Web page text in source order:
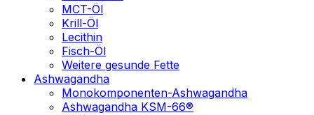
MCT-Öl
Krill-Öl
Lecithin
Fisch-Öl
Weitere gesunde Fette
Ashwagandha
Monokomponenten-Ashwagandha
Ashwagandha KSM-66®